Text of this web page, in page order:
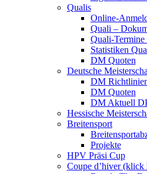
Qualis
Online-
Quali –
Quali-
Statistiken
DM Quoten
Deutsche
DM
DM Quoten
DM Aktuell
Hessische
Breitensport
Projekte
HPV Präsi Cup
Coupe d’hiver (klick